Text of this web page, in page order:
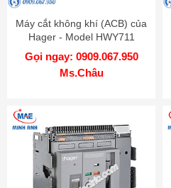
Máy cắt không khí (ACB) của
Hager - Model HWY711
Gọi ngay: 0909.067.950
Ms.Châu